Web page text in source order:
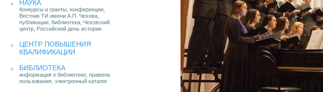
НАУКА
Конкурсы и гранты, конференции,
Вестник ТИ имени А.П. Чехова,
публикации, библиотека, Чеховский
центр, Российский день истории
ЦЕНТР ПОВЫШЕНИЯ
КВАЛИФИКАЦИИ
БИБЛИОТЕКА
информация о библиотеке, правила
пользования, электронный каталог